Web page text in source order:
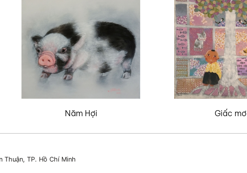
Năm Hợi Giấc mơ
Thuận, TP. Hồ Chí Minh